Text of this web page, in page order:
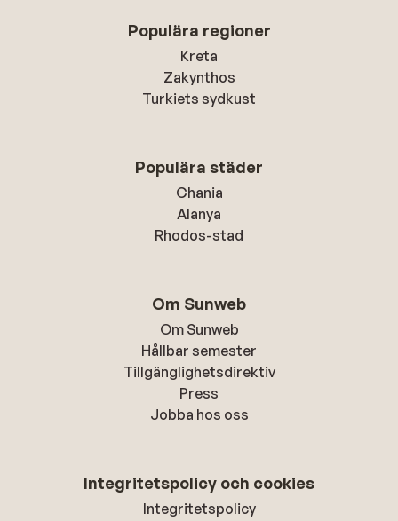
Populära regioner
Kreta
Zakynthos
Turkiets sydkust
Populära städer
Chania
Alanya
Rhodos-stad
Om Sunweb
Om Sunweb
Hållbar semester
Tillgänglighetsdirektiv
Press
Jobba hos oss
Integritetspolicy och cookies
Integritetspolicy